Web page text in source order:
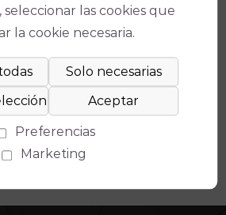
EVENTOS DISPONIBLES
seleccionar las cookies que
la cookie necesaria.
Preferencias
Marketing